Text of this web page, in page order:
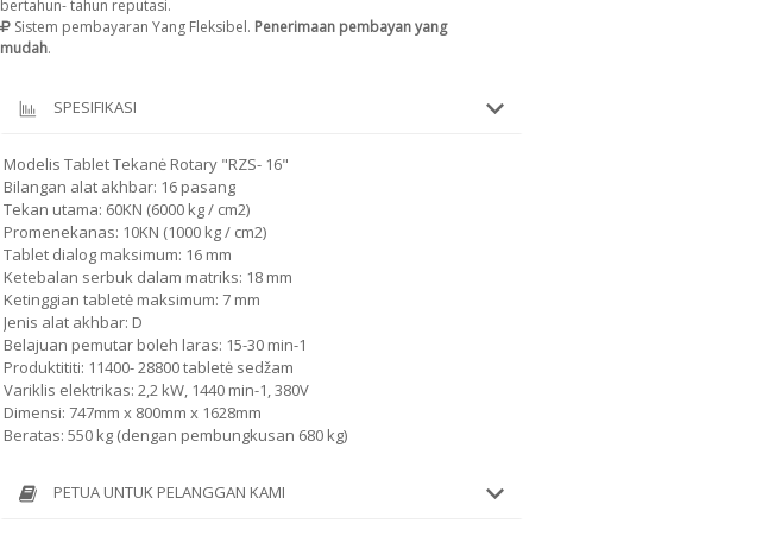
bertahun- tahun reputasi.
Sistem pembayaran Yang Fleksibel. Penerimaan pembayan yang
mudah.
SPESIFIKASI
Modelis Tablet Tekanė Rotary "RZS- 16"
Bilangan alat akhbar: 16 pasang
Tekan utama: 60KN (6000 kg / cm2)
Promenekanas: 10KN (1000 kg / cm2)
Tablet dialog maksimum: 16 mm
Ketebalan serbuk dalam matriks: 18 mm
Ketinggian tabletė maksimum: 7 mm
Jenis alat akhbar: D
Belajuan pemutar boleh laras: 15-30 min-1
Produktititi: 11400- 28800 tabletė sedžam
Variklis elektrikas: 2,2 kW, 1440 min-1, 380V
Dimensi: 747mm x 800mm x 1628mm
Beratas: 550 kg (dengan pembungkusan 680 kg)
PETUA UNTUK PELANGGAN KAMI